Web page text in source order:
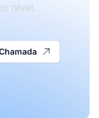
nível.